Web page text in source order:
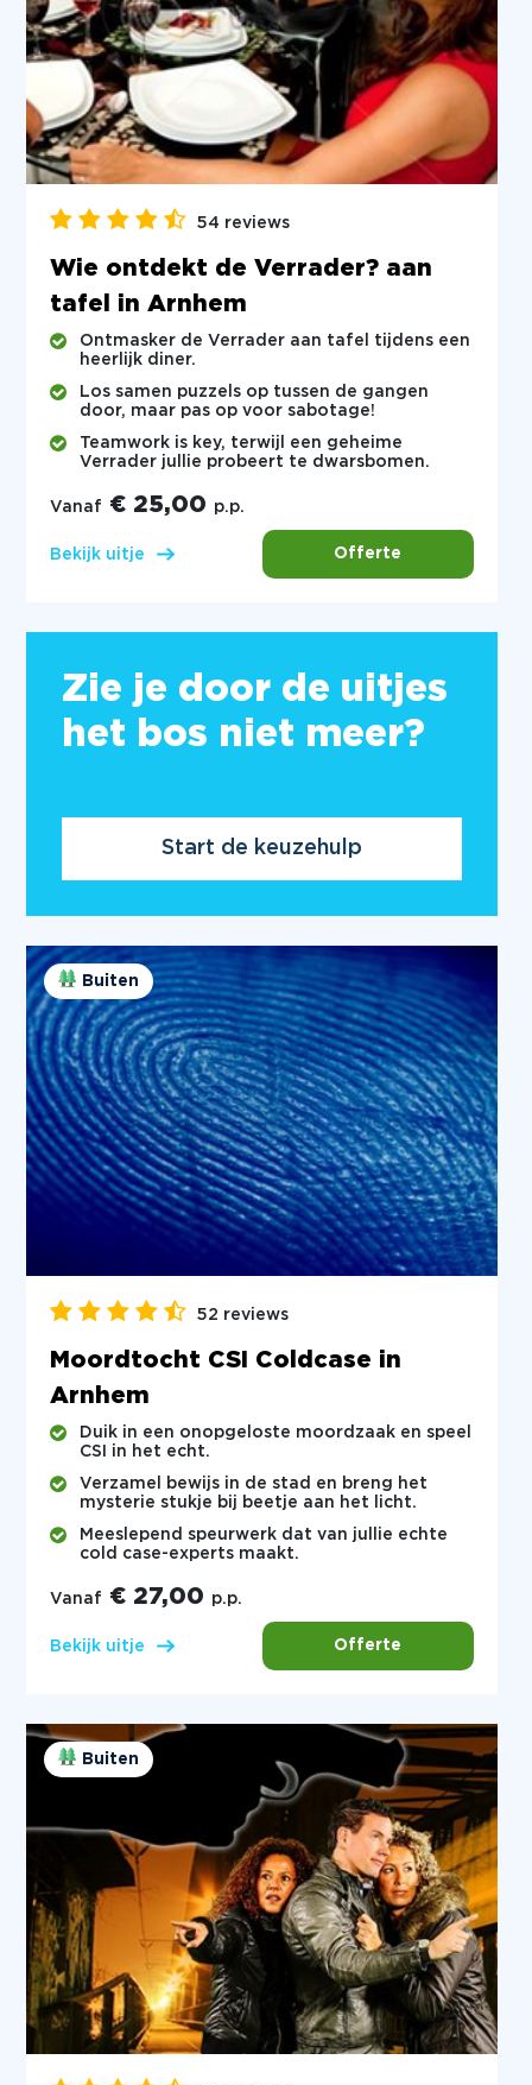
54 reviews
Wie ontdekt de Verrader? aan
tafel in Arnhem
Ontmasker de Verrader aan tafel tijdens een
heerlijk diner.
Los samen puzzels op tussen de gangen
door, maar pas op voor sabotage!
Teamwork is key, terwijl een geheime
Verrader jullie probeert te dwarsbomen.
Vanaf € 25,00 p.p.
Bekijk uitje Offerte
Zie je door de uitjes
het bos niet meer?
Start de keuzehulp
Buiten
52 reviews
Moordtocht CSI Coldcase in
Arnhem
Duik in een onopgeloste moordzaak en speel
CSI in het echt.
Verzamel bewijs in de stad en breng het
mysterie stukje bij beetje aan het licht.
Meeslepend speurwerk dat van jullie echte
cold case-experts maakt.
Vanaf € 27,00 p.p.
Bekijk uitje Offerte
Buiten